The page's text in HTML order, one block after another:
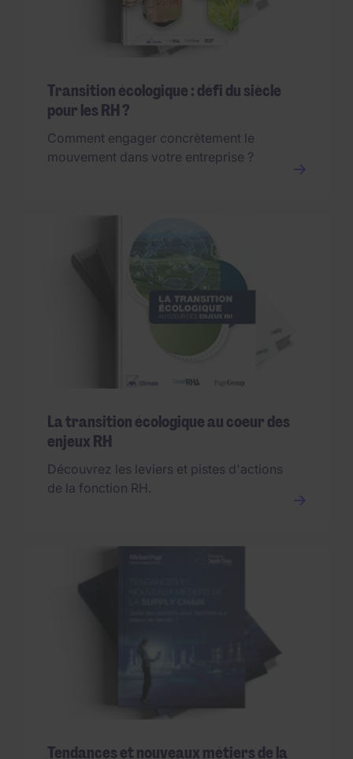
Transition écologique : défi du siècle
pour les RH ?
Comment engager concrètement le
mouvement dans votre entreprise ?
La transition écologique au coeur des
enjeux RH
Découvrez les leviers et pistes d'actions
de la fonction RH.
Tendances et nouveaux métiers de la